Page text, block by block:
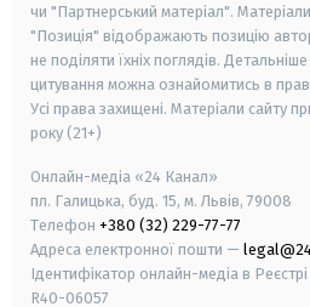
чи "Партнерський матеріал".
"Позиція" відображають позицію
не поділяти їхніх поглядів.
цитування можна ознайомитись в
Усі права захищені. Матеріали сайту
року (21+)
Онлайн-медіа «24 Канал»
пл. Галицька, буд. 15, м. Львів, 79008
Телефон +380 (32) 229-77-77
Адреса електронної пошти —
Ідентифікатор онлайн-медіа в
R40-06057